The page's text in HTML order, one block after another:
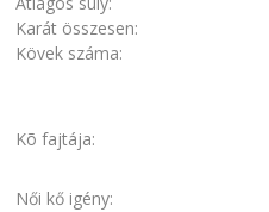
Karát összesen:
Kövek száma:
Kõ fajtája:
Női kő igény: